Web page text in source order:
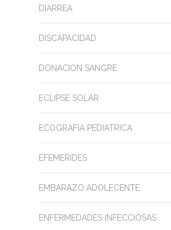
DIARREA
DISCAPACIDAD
DONACION SANGRE
ECLIPSE SOLAR
ECOGRAFIA PEDIATRICA
EFEMERIDES
EMBARAZO ADOLECENTE
ENFERMEDADES INFECCIOSAS